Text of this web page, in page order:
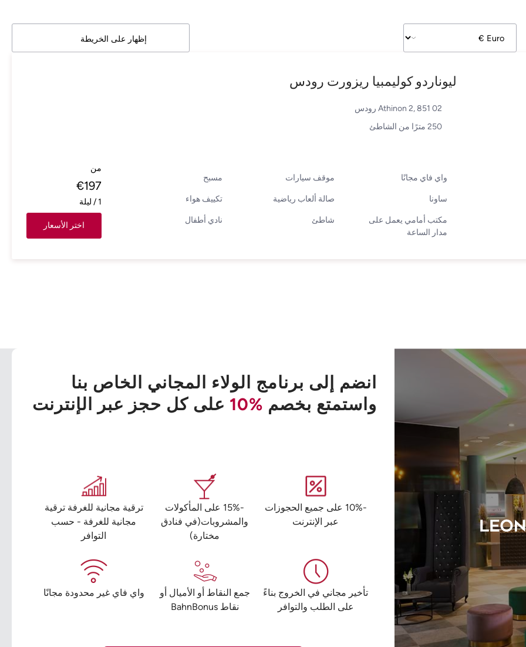
إظهار على الخريطة
ليوناردو كوليمبيا ريزورت رودس
Athinon 2, 851 02 رودس
250 مترًا من الشاطئ
واي فاي مجانًا موقف سيارات مسبح
ساونا صالة ألعاب رياضية تكييف هواء
مكتب أمامي يعمل على
مدار الساعة
شاطئ نادي أطفال
من
€197
1
/ ليلة
اختر الأسعار
انضم إلى برنامج الولاء المجاني الخاص بنا
واستمتع بخصم %10 على كل حجز عبر الإنترنت
-10% على جميع الحجوزات
عبر الإنترنت
-15% على المأكولات
والمشروبات(في فنادق
مختارة)
ترقية مجانية للغرفة ترقية
مجانية للغرفة - حسب
التوافر
تأخير مجاني في الخروج بناءً
على الطلب والتوافر
جمع النقاط أو الأميال أو
نقاط BahnBonus
واي فاي غير محدودة مجانًا